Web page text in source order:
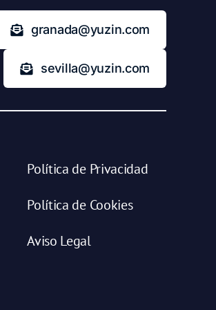
granada@yuzin.com
sevilla@yuzin.com
Política de Privacidad
Política de Cookies
Aviso Legal